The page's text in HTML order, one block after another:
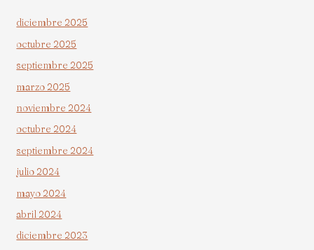
diciembre 2025
octubre 2025
septiembre 2025
marzo 2025
noviembre 2024
octubre 2024
septiembre 2024
julio 2024
mayo 2024
abril 2024
diciembre 2023